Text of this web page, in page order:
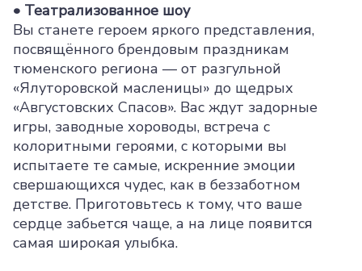
• Театрализованное шоу
Вы станете героем яркого представления,
посвящённого брендовым праздникам
тюменского региона — от разгульной
«Ялуторовской масленицы» до щедрых
«Августовских Спасов». Вас ждут задорные
игры, заводные хороводы, встреча с
колоритными героями, с которыми вы
испытаете те самые, искренние эмоции
свершающихся чудес, как в беззаботном
детстве. Приготовьтесь к тому, что ваше
сердце забьется чаще, а на лице появится
самая широкая улыбка.